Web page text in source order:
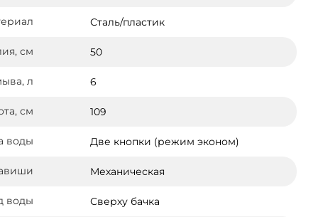
Сталь/пластик
см 50
л 6
см 109
воды Две кнопки (режим эконом)
Механическая
воды Сверху бачка